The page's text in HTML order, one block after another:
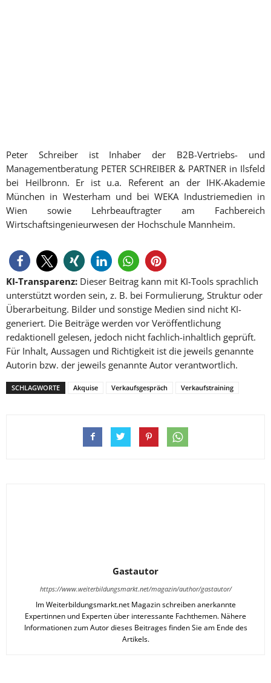
Peter Schreiber ist Inhaber der B2B-Vertriebs- und
Managementberatung PETER SCHREIBER & PARTNER in Ilsfeld
bei Heilbronn. Er ist u.a. Referent an der IHK-Akademie
München in Westerham und bei WEKA Industriemedien in
Wien sowie Lehrbeauftragter am Fachbereich
Wirtschaftsingenieurwesen der Hochschule Mannheim.
KI-Transparenz: Dieser Beitrag kann mit KI-Tools sprachlich
unterstützt worden sein, z. B. bei Formulierung, Struktur oder
Überarbeitung. Bilder und sonstige Medien sind nicht KI-
generiert. Die Beiträge werden vor Veröffentlichung
redaktionell gelesen, jedoch nicht fachlich-inhaltlich geprüft.
Für Inhalt, Aussagen und Richtigkeit ist die jeweils genannte
Autorin bzw. der jeweils genannte Autor verantwortlich.
SCHLAGWORTE Akquise Verkaufsgespräch Verkaufstraining
Gastautor
https://www.weiterbildungsmarkt.net/magazin/author/gastautor/
Im Weiterbildungsmarkt.net Magazin schreiben anerkannte
Expertinnen und Experten über interessante Fachthemen. Nähere
Informationen zum Autor dieses Beitrages finden Sie am Ende des
Artikels.